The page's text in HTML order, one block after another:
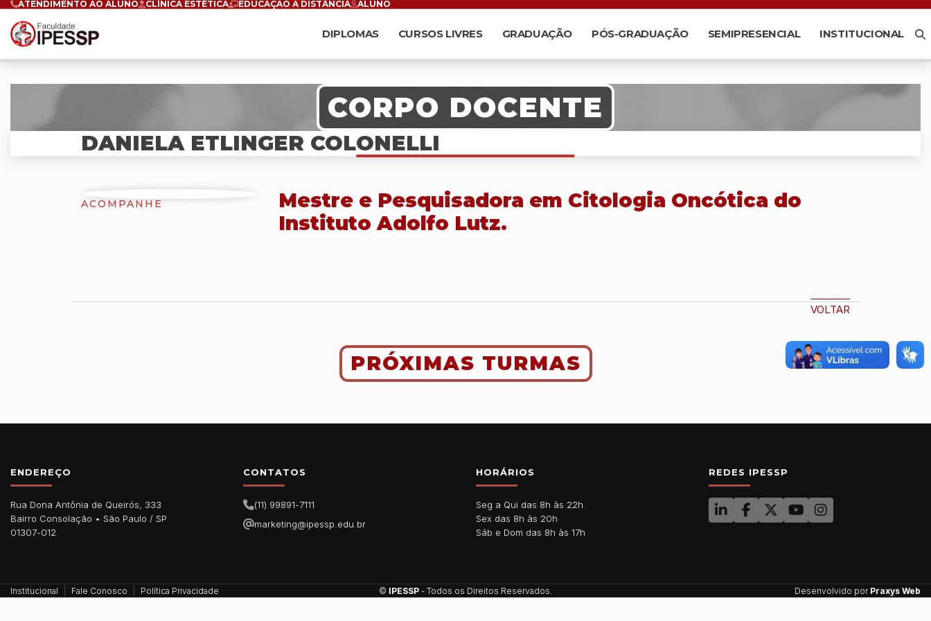
ATENDIMENTO AO ALUNO CLÍNICA ESTÉTICA EDUCAÇÃO A DISTÂNCIA ALUNO
DIPLOMAS CURSOS LIVRES GRADUAÇÃO PÓS-GRADUAÇÃO SEMIPRESENCIAL INSTITUCIONAL
CORPO DOCENTE
DANIELA ETLINGER COLONELLI
ACOMPANHE
Mestre e Pesquisadora em Citologia Oncótica do
Instituto Adolfo Lutz.
VOLTAR
PRÓXIMAS TURMAS
ENDEREÇO
Rua Dona Antônia de Queirós, 333
Bairro Consolação • São Paulo / SP
01307-012
CONTATOS
(11) 99891-7111
marketing@ipessp.edu.br
HORÁRIOS
Seg a Qui das 8h às 22h
Sex das 8h às 20h
Sáb e Dom das 8h às 17h
REDES IPESSP
Institucional Fale Conosco Política Privacidade © IPESSP - Todos os Direitos Reservados. Desenvolvido por Praxys Web